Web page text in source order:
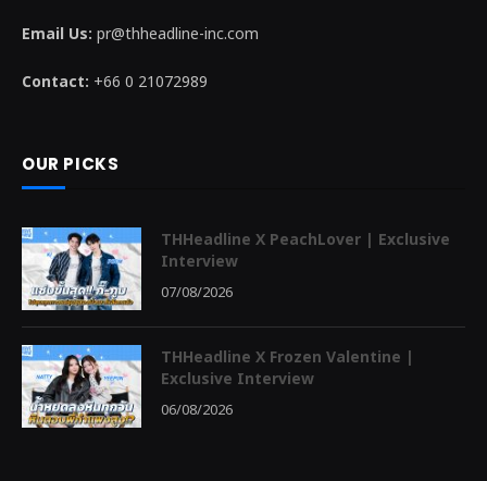
Email Us: pr@thheadline-inc.com
Contact: +66 0 21072989
OUR PICKS
THHeadline X PeachLover | Exclusive
Interview
07/08/2026
THHeadline X Frozen Valentine |
Exclusive Interview
06/08/2026